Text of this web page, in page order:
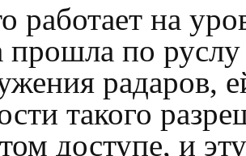
работает на
прошла по
радаров,
такого
доступе, и